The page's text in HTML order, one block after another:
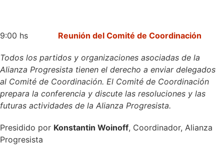
9:00 hs Reunión del Comité de Coordinación
Todos los partidos y organizaciones asociadas de la
Alianza Progresista tienen el derecho a enviar delegados
al Comité de Coordinación. El Comité de Coordinación
prepara la conferencia y discute las resoluciones y las
futuras actividades de la Alianza Progresista.
Presidido por Konstantin Woinoff, Coordinador, Alianza
Progresista